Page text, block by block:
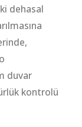
dehasal
duvar
kontrolü